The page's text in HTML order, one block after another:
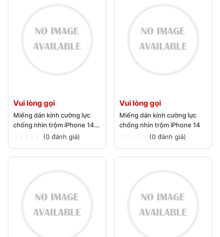
Vui lòng gọi
Miếng dán kính cường lực
chống nhìn trộm iPhone 14
(0 đánh giá)
Vui lòng gọi
Miếng dán kính cường lực
chống nhìn trộm iPhone 14
(0 đánh giá)